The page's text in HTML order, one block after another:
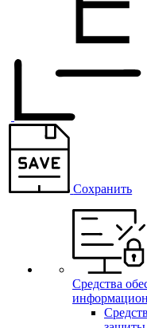
Сохранить
Средства